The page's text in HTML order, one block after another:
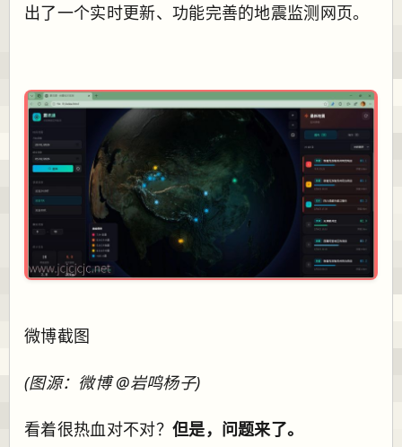
出了一个实时更新、功能完善的地震监测网页。
微博截图
(图源：微博 @岩鸣杨子)
看着很热血对不对？ 但是，问题来了。